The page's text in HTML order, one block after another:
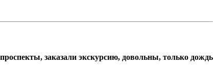
заказали экскурсию, довольны, только дождь